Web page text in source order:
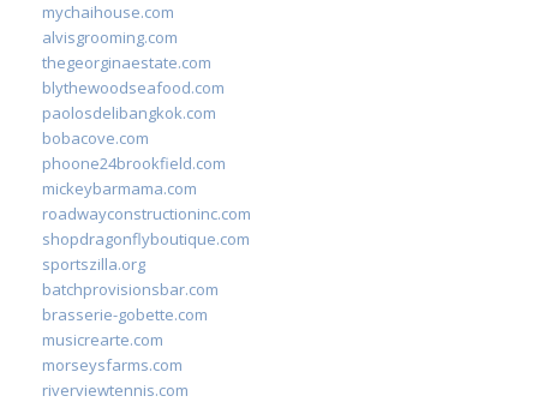
mychaihouse.com
alvisgrooming.com
thegeorginaestate.com
blythewoodseafood.com
paolosdelibangkok.com
bobacove.com
phoone24brookfield.com
mickeybarmama.com
roadwayconstructioninc.com
shopdragonflyboutique.com
sportszilla.org
batchprovisionsbar.com
brasserie-gobette.com
musicrearte.com
morseysfarms.com
riverviewtennis.com